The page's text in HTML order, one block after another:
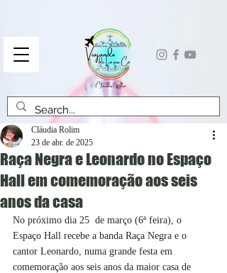
Raça Negra e Leonardo no Espaço
Hall em comemoração aos seis
anos da casa
Cláudia Rolim
23 de abr. de 2025
No próximo dia 25  de março (6ª feira), o
Espaço Hall recebe a banda Raça Negra e o
cantor Leonardo, numa grande festa em
comemoração aos seis anos da maior casa de